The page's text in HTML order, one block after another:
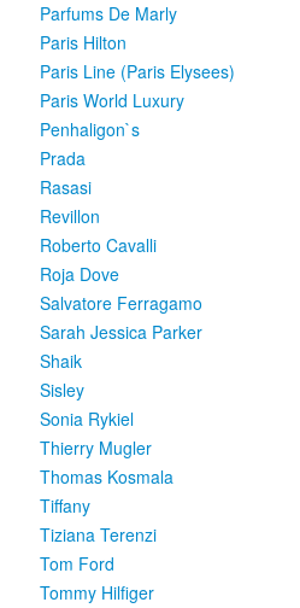
Parfums De Marly
Paris Hilton
Paris Line (Paris Elysees)
Paris World Luxury
Penhaligon`s
Prada
Rasasi
Revillon
Roberto Cavalli
Roja Dove
Salvatore Ferragamo
Sarah Jessica Parker
Shaik
Sisley
Sonia Rykiel
Thierry Mugler
Thomas Kosmala
Tiffany
Tiziana Terenzi
Tom Ford
Tommy Hilfiger